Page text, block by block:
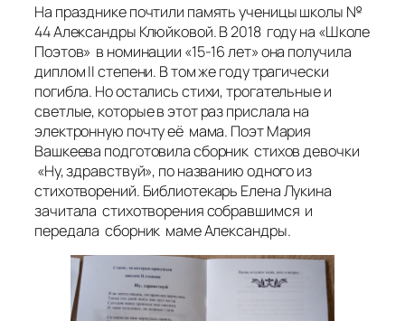
На празднике почтили память ученицы школы №
44 Александры Клюйковой. В 2018 году на «Школе
Поэтов» в номинации «15-16 лет» она получила
диплом II степени. В том же году трагически
погибла. Но остались стихи, трогательные и
светлые, которые в этот раз прислала на
электронную почту её мама. Поэт Мария
Вашкеева подготовила сборник стихов девочки
«Ну, здравствуй», по названию одного из
стихотворений. Библиотекарь Елена Лукина
зачитала стихотворения собравшимся и
передала сборник маме Александры.